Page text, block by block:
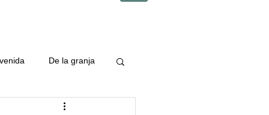
De la granja